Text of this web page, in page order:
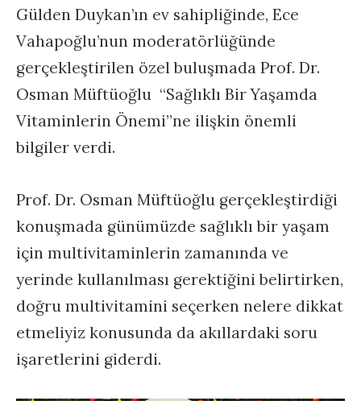
Gülden Duykan’ın ev sahipliğinde, Ece
Vahapoğlu’nun moderatörlüğünde
gerçekleştirilen özel buluşmada Prof. Dr.
Osman Müftüoğlu “Sağlıklı Bir Yaşamda
Vitaminlerin Önemi”ne ilişkin önemli
bilgiler verdi.
Prof. Dr. Osman Müftüoğlu gerçekleştirdiği
konuşmada günümüzde sağlıklı bir yaşam
için multivitaminlerin zamanında ve
yerinde kullanılması gerektiğini belirtirken,
doğru multivitamini seçerken nelere dikkat
etmeliyiz konusunda da akıllardaki soru
işaretlerini giderdi.